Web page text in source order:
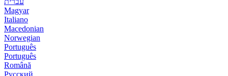
Magyar
Italiano
Macedonian
Norwegian
Português
Português
Română